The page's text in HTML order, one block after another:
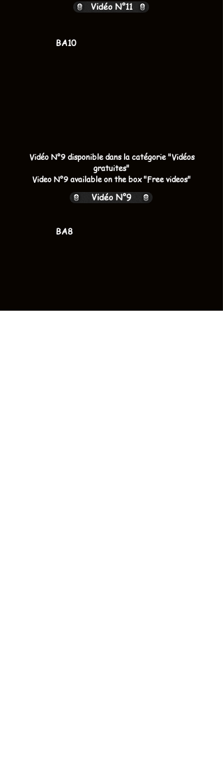
Vidéo N°11
BA10
Vidéo N°9 disponible dans la catégorie "Vidéos
gratuites"
Video N°9 available on the box "Free videos"
Vidéo N°9
BA8